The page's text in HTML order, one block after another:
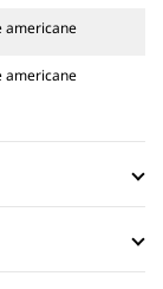
americane
americane